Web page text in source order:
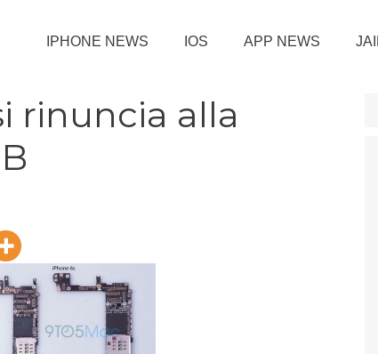
IPHONE NEWS IOS APP NEWS
rinuncia alla